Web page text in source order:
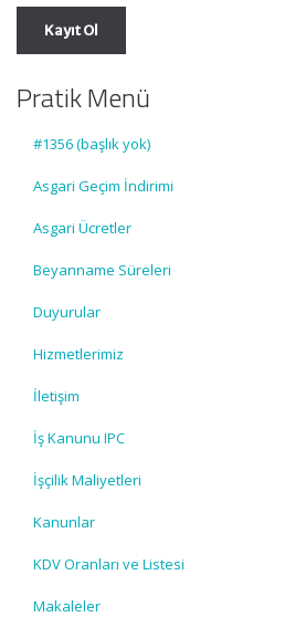
Pratik Menü
#1356 (başlık yok)
Asgari Geçim İndirimi
Asgari Ücretler
Beyanname Süreleri
Duyurular
Hizmetlerimiz
İletişim
İş Kanunu IPC
İşçilik Maliyetleri
Kanunlar
KDV Oranları ve Listesi
Makaleler